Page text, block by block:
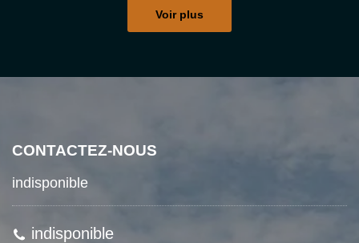
Voir plus
CONTACTEZ-NOUS
indisponible
indisponible